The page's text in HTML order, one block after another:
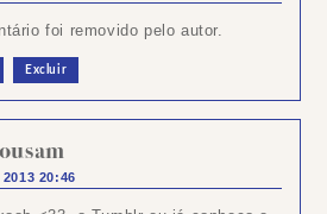
foi removido pelo autor.
Excluir
20:46